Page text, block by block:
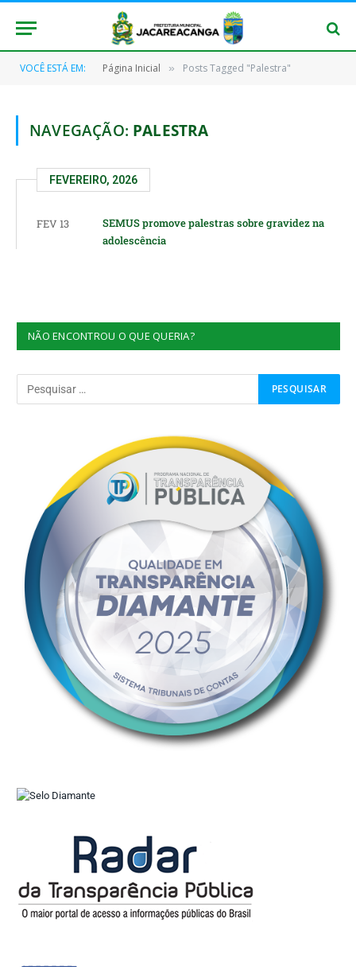
VOCÊ ESTÁ EM: Página Inicial » Posts Tagged "Palestra"
NAVEGAÇÃO: PALESTRA
FEVEREIRO, 2026
FEV 13
SEMUS promove palestras sobre gravidez na
adolescência
NÃO ENCONTROU O QUE QUERIA?